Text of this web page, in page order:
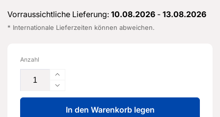
Vorraussichtliche Lieferung: 10.08.2026 - 13.08.2026
* Internationale Lieferzeiten können abweichen.
Anzahl
Erhöhe
die
Menge
für
Verringere
die
Menge
In den Warenkorb legen